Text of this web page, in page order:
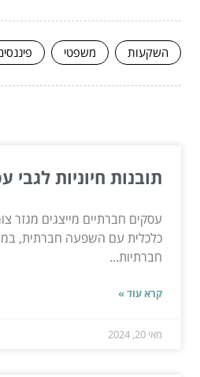
השקעות משפטי
תובנות חיוניות לגבי
עסקים חברתיים מייצגים
כלכלית עם השפעה חברתית,
חברתיות...
קרא עוד »
מאי 20, 2024